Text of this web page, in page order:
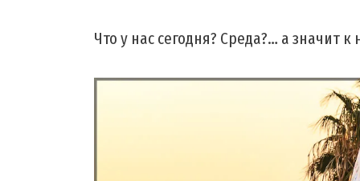
Что у нас сегодня? Среда?… а значит